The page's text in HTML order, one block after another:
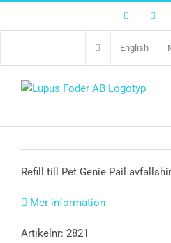
Facebook
English
Pet Genie
Refill till Pet Genie Pail
Mer information
Artikelnr: 2821